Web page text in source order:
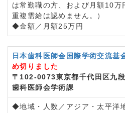
は常勤職の方、および月額10万
重複需給は認めません。）
◆金額／月額25万円
日本歯科医師会国際学術交流基
め切りました
〒102-0073東京都千代田区
歯科医師会学術課
◆地域・人数／アジア・太平洋